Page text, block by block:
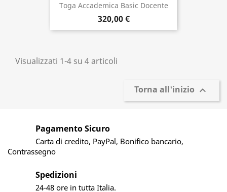
Toga Accademica Basic Docente
320,00 €
Visualizzati 1-4 su 4 articoli
Torna all'inizio 
Pagamento Sicuro
Carta di credito, PayPal, Bonifico bancario,
Contrassegno
Spedizioni
24-48 ore in tutta Italia.